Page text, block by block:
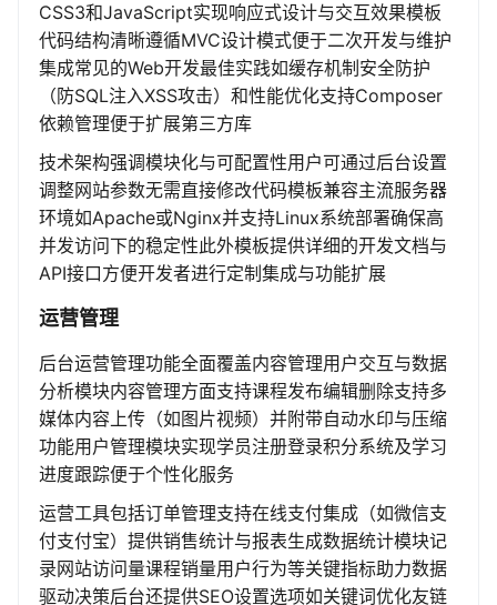
CSS3和JavaScript实现响应式设计与交互效果模板
代码结构清晰遵循MVC设计模式便于二次开发与维护
集成常见的Web开发最佳实践如缓存机制安全防护
（防SQL注入XSS攻击）和性能优化支持Composer
依赖管理便于扩展第三方库
技术架构强调模块化与可配置性用户可通过后台设置
调整网站参数无需直接修改代码模板兼容主流服务器
环境如Apache或Nginx并支持Linux系统部署确保高
并发访问下的稳定性此外模板提供详细的开发文档与
API接口方便开发者进行定制集成与功能扩展
运营管理
后台运营管理功能全面覆盖内容管理用户交互与数据
分析模块内容管理方面支持课程发布编辑删除支持多
媒体内容上传（如图片视频）并附带自动水印与压缩
功能用户管理模块实现学员注册登录积分系统及学习
进度跟踪便于个性化服务
运营工具包括订单管理支持在线支付集成（如微信支
付支付宝）提供销售统计与报表生成数据统计模块记
录网站访问量课程销量用户行为等关键指标助力数据
驱动决策后台还提供SEO设置选项如关键词优化友链